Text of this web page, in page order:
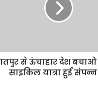
से ऊंचाहार देश
साइकिल यात्रा हुई